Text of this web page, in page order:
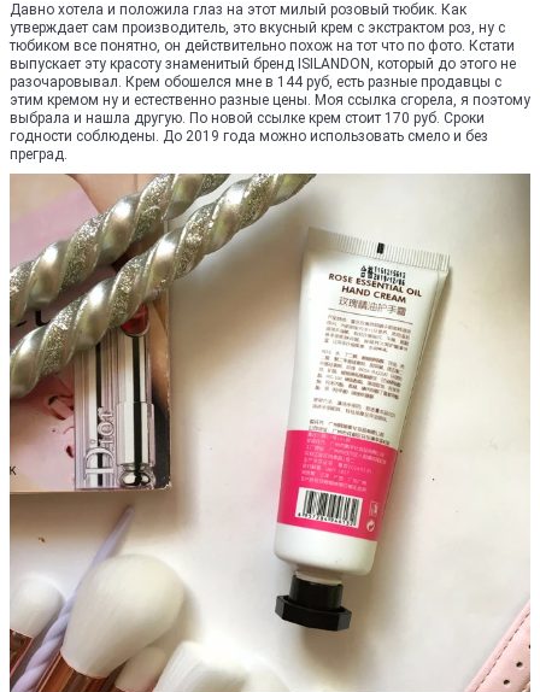
Давно хотела и положила глаз на этот милый розовый тюбик. Как
утверждает сам производитель, это вкусный крем с экстрактом роз, ну с
тюбиком все понятно, он действительно похож на тот что по фото. Кстати
выпускает эту красоту знаменитый бренд ISILANDON, который до этого не
разочаровывал. Крем обошелся мне в 144 руб, есть разные продавцы с
этим кремом ну и естественно разные цены. Моя ссылка сгорела, я поэтому
выбрала и нашла другую. По новой ссылке крем стоит 170 руб. Сроки
годности соблюдены. До 2019 года можно использовать смело и без
преград.